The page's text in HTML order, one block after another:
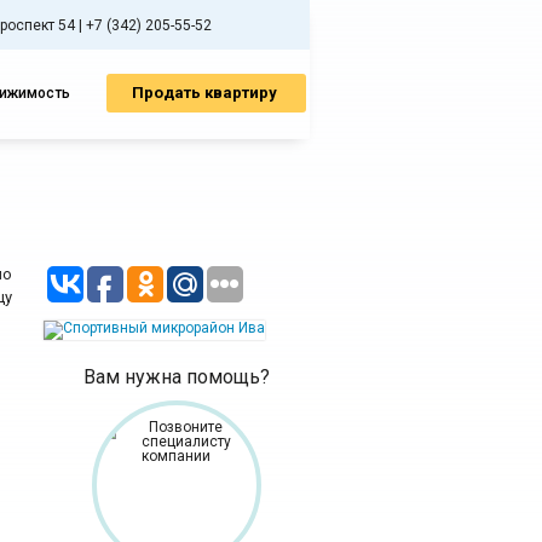
54 | +7 (342) 205-55-52
Продать квартиру
Вам нужна помощь?